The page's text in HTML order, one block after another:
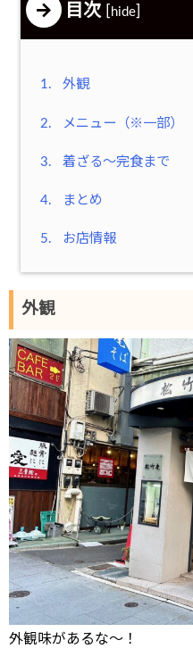
目次 hide
1. 外観
2. メニュー（※一部）
3. 着ざる～完食まで
4. まとめ
5. お店情報
外観
外観味があるな～！